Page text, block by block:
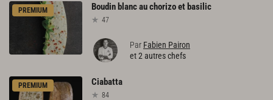
PREMIUM Boudin blancauchorizoet basilic
47
Par Fabien Pairon
et 2 autres chefs
PREMIUM Ciabatta
84